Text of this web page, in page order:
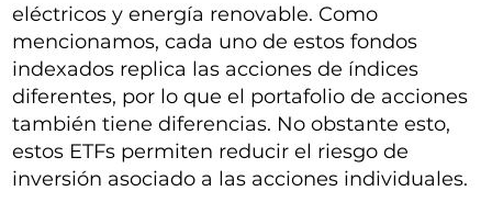
eléctricos y energía renovable. Como
mencionamos, cada uno de estos fondos
indexados replica las acciones de índices
diferentes, por lo que el portafolio de acciones
también tiene diferencias. No obstante esto,
estos ETFs permiten reducir el riesgo de
inversión asociado a las acciones individuales.